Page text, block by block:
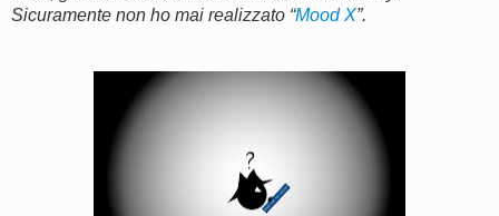
Sicuramente non ho mai realizzato “Mood X”.